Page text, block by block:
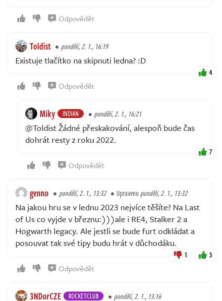
Odpovědět
Toldist pondělí, 2. 1., 16:19
Existuje tlačítko na skipnuti ledna? :D
4
Odpovědět
Miky INDIAN pondělí, 2. 1., 16:21
@Toldist Žádné přeskakování, alespoň bude čas
dohrát resty z roku 2022.
7
Odpovědět
genno pondělí, 2. 1., 13:32 Upravenopondělí, 2. 1., 13:32
Na jakou hru se v lednu 2023 nejvíce těšíte? Na Last
of Us co vyjde v březnu:)))ale i RE4, Stalker 2 a
Hogwarth legacy. Ale jestli se bude furt odkládat a
posouvat tak své tipy budu hrát v důchodáku.
1 3
Odpovědět
3NDorCZE ROCKETCLUB pondělí, 2. 1., 13:16